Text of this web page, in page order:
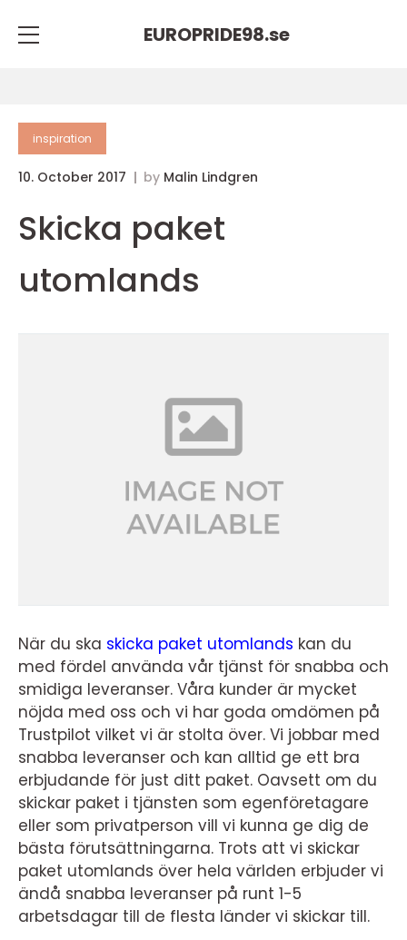
EUROPRIDE98.se
inspiration
10. October 2017 by Malin Lindgren
Skicka paket
utomlands
När du ska skicka paket utomlands kan du
med fördel använda vår tjänst för snabba och
smidiga leveranser. Våra kunder är mycket
nöjda med oss och vi har goda omdömen på
Trustpilot vilket vi är stolta över. Vi jobbar med
snabba leveranser och kan alltid ge ett bra
erbjudande för just ditt paket. Oavsett om du
skickar paket i tjänsten som egenföretagare
eller som privatperson vill vi kunna ge dig de
bästa förutsättningarna. Trots att vi skickar
paket utomlands över hela världen erbjuder vi
ändå snabba leveranser på runt 1-5
arbetsdagar till de flesta länder vi skickar till.